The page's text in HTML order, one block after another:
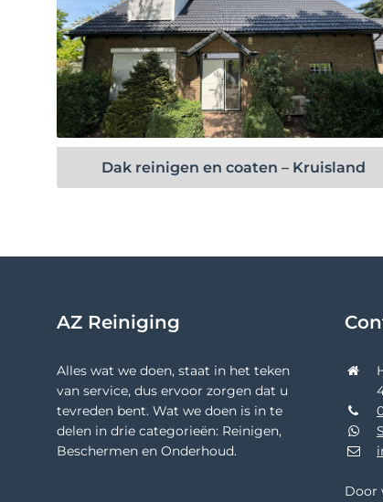
Bekijk project
Dak reinigen en coaten – Kruisland
AZ Reiniging
Alles wat we doen, staat in het teken
van service, dus ervoor zorgen dat u
tevreden bent. Wat we doen is in te
delen in drie categorieën: Reinigen,
Beschermen en Onderhoud.
Door